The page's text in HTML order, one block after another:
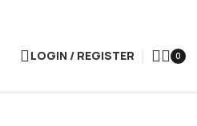
LOGIN / REGISTER 0